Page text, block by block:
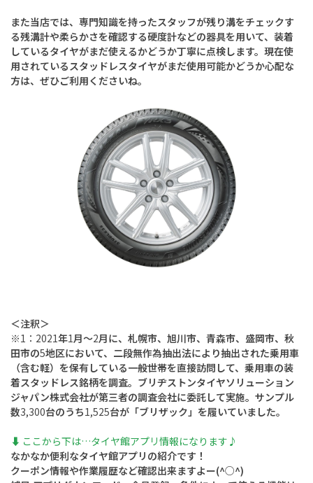
また当店では、専門知識を持ったスタッフが残り溝をチェックす
る残溝計や柔らかさを確認する硬度計などの器具を用いて、装着
しているタイヤがまだ使えるかどうか丁寧に点検します。現在使
用されているスタッドレスタイヤがまだ使用可能かどうか心配な
方は、ぜひご利用くださいね。
＜注釈＞
※1：2021年1月～2月に、札幌市、旭川市、青森市、盛岡市、秋
田市の5地区において、二段無作為抽出法により抽出された乗用車
（含む軽）を保有している一般世帯を直接訪問して、乗用車の装
着スタッドレス銘柄を調査。ブリヂストンタイヤソリューション
ジャパン株式会社が第三者の調査会社に委託して実施。サンプル
数3,300台のうち1,525台が「ブリザック」を履いていました。
⬇︎ ここから下は…タイヤ館アプリ情報になります♪
なかなか便利なタイヤ館アプリの紹介です！
クーポン情報や作業履歴など確認出来ますよー(^○^)